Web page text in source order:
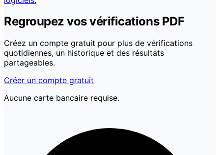
Regroupez vos vérifications PDF
Créez un compte gratuit pour plus de vérifications
quotidiennes, un historique et des résultats
partageables.
Créer un compte gratuit
Aucune carte bancaire requise.